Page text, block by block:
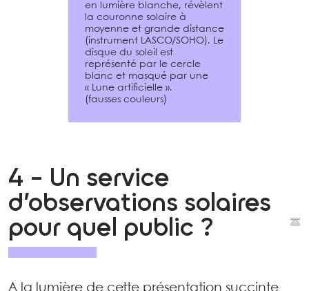
en lumière blanche, révèlent
la couronne solaire à
moyenne et grande distance
(instrument LASCO/SOHO). Le
disque du soleil est
représenté par le cercle
blanc et masqué par une
« Lune artificielle ».
(fausses couleurs)
4 - Un service
d’observations solaires
pour quel public ?
A la lumière de cette présentation succinte